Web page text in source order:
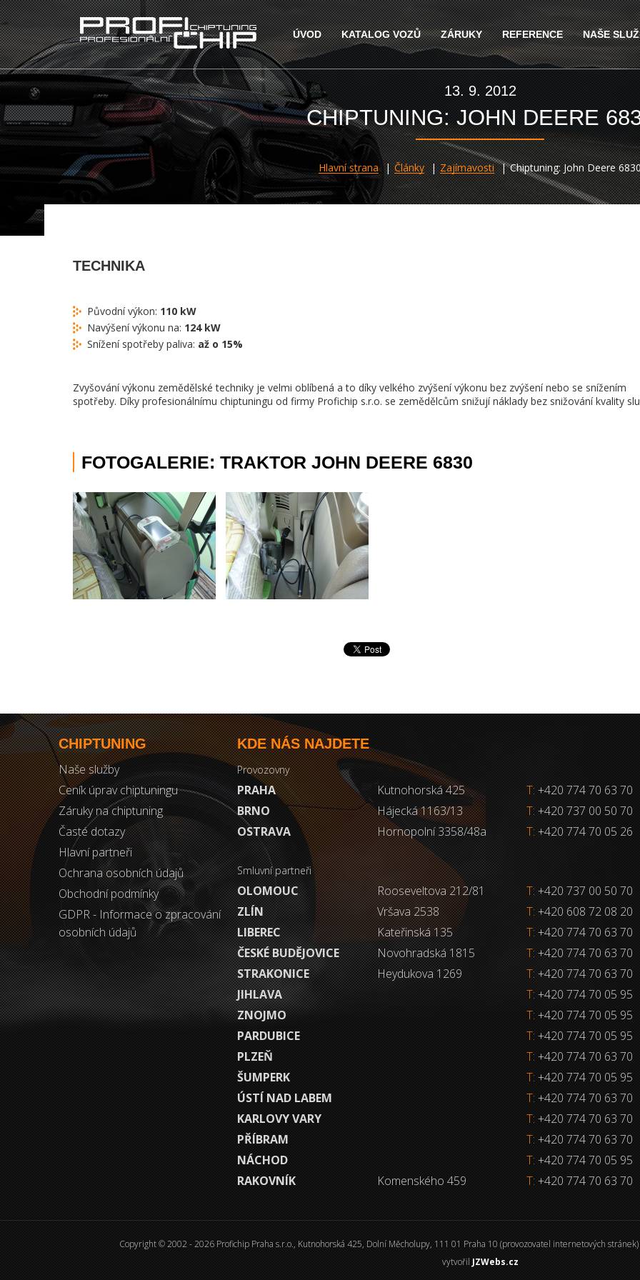
ÚVOD KATALOG VOZŮ ZÁRUKY REFERENCE NAŠE
13. 9. 2012
CHIPTUNING: JOHN DEERE
Hlavní strana Články Zajímavosti Chiptuning: John Deere
TECHNIKA
Původní výkon: 110 kW
Navýšení výkonu na: 124 kW
Snížení spotřeby paliva: až o 15%
Zvyšování výkonu zemědělské techniky je velmi oblíbená a to díky velkého zvýšení výkonu bez zvýšení nebo se snížením
spotřeby. Díky profesionálnímu chiptuningu od firmy Profichip s.r.o. se zemědělcům snižují náklady bez snižování kvality
FOTOGALERIE: TRAKTOR JOHN DEERE 6830
CHIPTUNING
Naše služby
Ceník úprav chiptuningu
Záruky na chiptuning
Časté dotazy
Hlavní partneři
Ochrana osobních údajů
Obchodní podmínky
GDPR - Informace o zpracování
osobních údajů
KDE NÁS NAJDETE
Provozovny
PRAHA Kutnohorská 425 T: +420 774 70 63 70
BRNO
Hájecká 1163/13 T: +420 737 00 50 70
OSTRAVA
Hornopolní 3358/48a T: +420 774 70 05 26
Smluvní partneři
OLOMOUC Rooseveltova 212/81 T: +420 737 00 50 70
ZLÍN
Vršava 2538 T: +420 608 72 08 20
LIBEREC
Kateřinská 135 T: +420 774 70 63 70
ČESKÉ BUDĚJOVICE
Novohradská 1815 T: +420 774 70 63 70
STRAKONICE
Heydukova 1269 T: +420 774 70 63 70
JIHLAVA
T: +420 774 70 05 95
ZNOJMO
T: +420 774 70 05 95
PARDUBICE
T: +420 774 70 05 95
PLZEŇ
T: +420 774 70 63 70
ŠUMPERK
T: +420 774 70 05 95
ÚSTÍ NAD LABEM
T: +420 774 70 63 70
KARLOVY VARY
T: +420 774 70 63 70
PŘÍBRAM
T: +420 774 70 63 70
NÁCHOD
T: +420 774 70 05 95
RAKOVNÍK
Komenského 459 T: +420 774 70 63 70
Copyright © 2002 - 2026 Profichip Praha s.r.o., Kutnohorská 425, Dolní Měcholupy, 111 01 Praha 10 (provozovatel internetových
vytvořil JZWebs.cz